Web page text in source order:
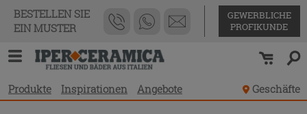
BESTELLEN SIE
EIN MUSTER
GEWERBLICHE
PROFIKUNDE
Produkte Inspirationen Angebote Geschäfte